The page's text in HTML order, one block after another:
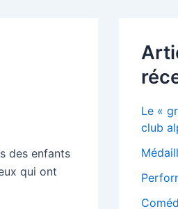
des enfants
qui ont
Le «
club